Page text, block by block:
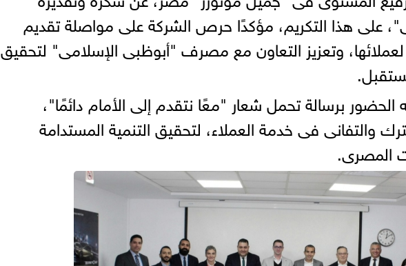
على هذا التكريم، مؤكدًا حرص الشركة على مواصلة تقديم
وتعزيز التعاون مع مصرف "أبوظبى الإسلامى" لتحقيق
الحضور برسالة تحمل شعار "معًا نتقدم إلى الأمام دائمًا"،
والتفانى فى خدمة العملاء، لتحقيق التنمية المستدامة
المصرى.